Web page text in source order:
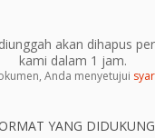
akan dihapus
kami dalam 1 jam.
Anda menyetujui
YANG DIDUKUNG